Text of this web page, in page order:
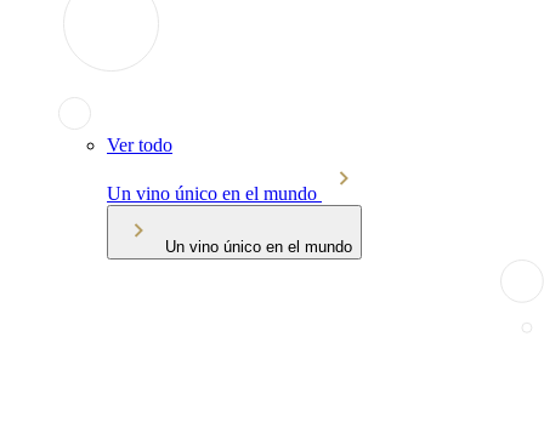
Ver todo
Un vino único en el mundo
Un vino único en el mundo